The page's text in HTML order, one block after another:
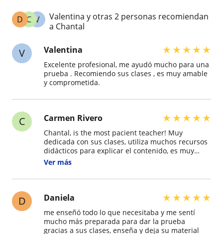
V
C
D
Valentina y otras 2 personas recomiendan
a Chantal
V Valentina ★★★★★
Excelente profesional, me ayudó mucho para una
prueba . Recomiendo sus clases , es muy amable
y comprometida.
C Carmen Rivero ★★★★★
Chantal, is the most pacient teacher! Muy
dedicada con sus clases, utiliza muchos recursos
didácticos para explicar el contenido, es muy
puntual y responsable con los horarios, con el
Recomiendo 100% las clases con ella. She´s
Ver más
D Daniela ★★★★★
me enseñó todo lo que necesitaba y me sentí
mucho más preparada para dar la prueba
gracias a sus clases, enseña y deja su material